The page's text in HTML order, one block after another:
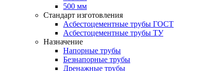
500 мм
Стандарт изготовления
Асбестоцементные трубы ГОСТ
Асбестоцементные трубы ТУ
Назначение
Напорные трубы
Безнапорные трубы
Дренажные трубы